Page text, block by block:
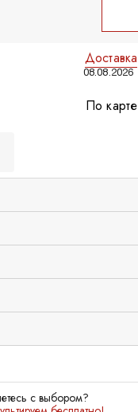
Доставка
08.08.2026
По карте
с выбором?